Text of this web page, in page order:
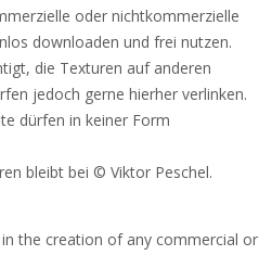
oder nichtkommerzielle
downloaden und frei nutzen.
die Texturen auf anderen
jedoch gerne hierher verlinken.
dürfen in keiner Form
bleibt bei © Viktor Peschel.
the creation of any commercial or